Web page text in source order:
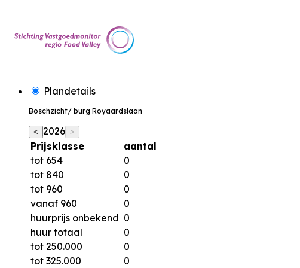
Plandetails
Boschzicht/ burg Royaardslaan
< 2026 >
Prijsklasse
aantal
tot 654
0
tot 840
0
tot 960
0
vanaf 960
0
huurprijs onbekend 0
huur totaal
0
tot 250.000
0
tot 325.000
0